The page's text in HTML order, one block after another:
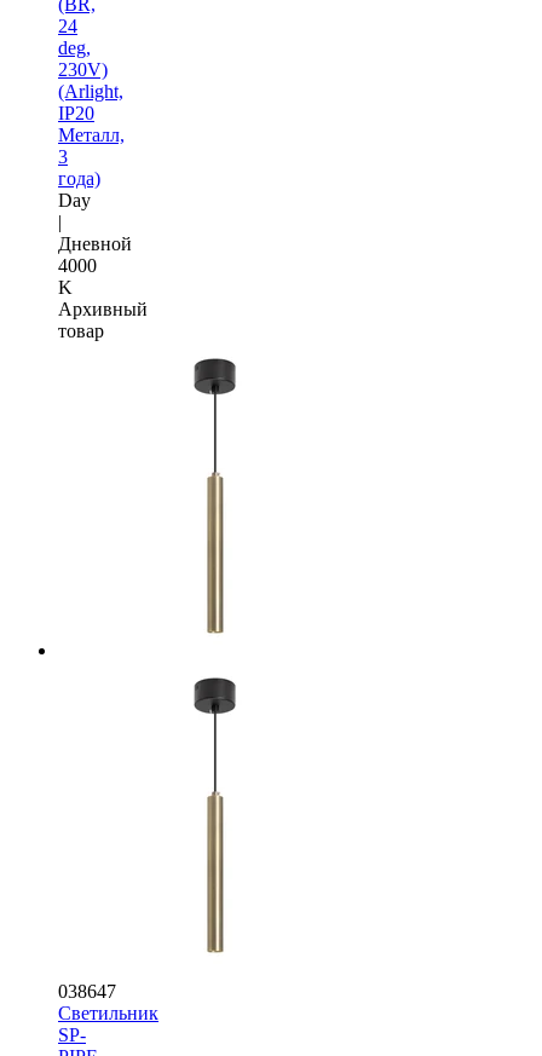
24
deg,
230V)
(Arlight,
IP20
Металл,
3
года)
Day
|
Дневной
4000
K
Архивный
товар
038647
Светильник
SP-